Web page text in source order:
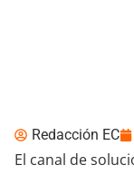
Redacción EC
El canal de